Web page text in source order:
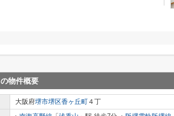
の物件概要
大阪府堺市堺区香ヶ丘町 ４丁